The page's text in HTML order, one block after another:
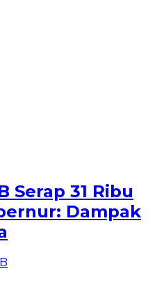
Serap 31 Ribu
Dampak